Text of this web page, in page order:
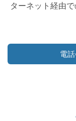
ターネット経由
電